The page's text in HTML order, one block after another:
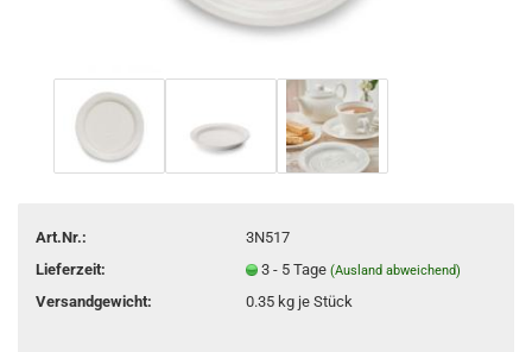
Art.Nr.:
3N517
Lieferzeit:
3 - 5 Tage (Ausland abweichend)
Versandgewicht: 0.35kg je Stück